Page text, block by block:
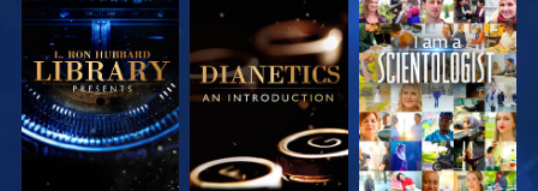
DÉCOUVRIR LES
SÉRIES
DÉCOUVRIR LES
SÉRIES
REGARDER